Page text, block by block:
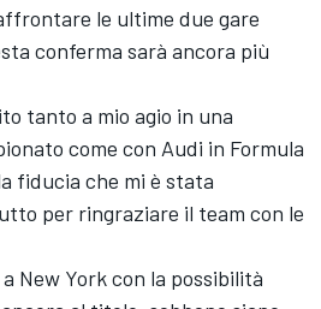
le ultime due gare
conferma sarà ancora più
tanto a mio agio in una
come con Audi in Formula
fiducia che mi è stata
per ringraziare il team con le
New York con la possibilità